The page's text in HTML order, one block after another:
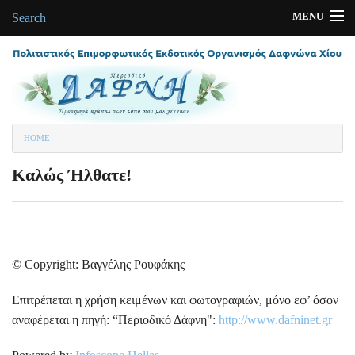
Search MENU
Αρχική
Περιοδικά-Εκδόσεις
Δαφνώνας
Ποιοι είμαστε
You are here
HOME
Καλώς Ήλθατε!
© Copyright: Βαγγέλης Ρουφάκης
Επιτρέπεται η χρήση κειμένων και φωτογραφιών, μόνο εφ’ όσον
αναφέρεται η πηγή: “Περιοδικό Δάφνη": http://www.dafninet.gr